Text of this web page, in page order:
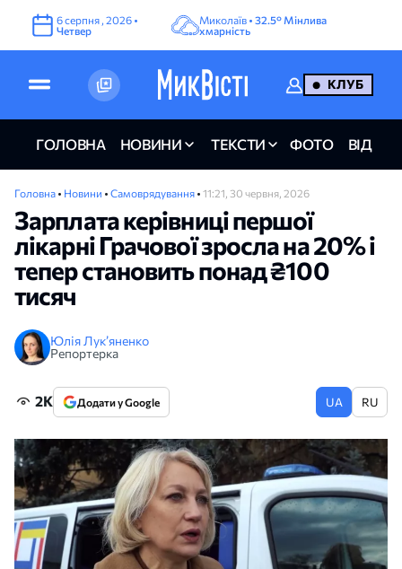
6серпня , 2026 •
Четвер
Миколаїв • 32.5° Мінлива
хмарність
КЛУБ
ГОЛОВНА НОВИНИ ТЕКСТИ ФОТО ВІДЕО
Головна • Новини • Самоврядування • 11:21, 30 червня, 2026
Зарплата керівниці першої
лікарні Грачової зросла на 20% і
тепер становить понад ₴100
тисяч
Юлія Лук’яненко
Репортерка
2K Додати у Google UA RU